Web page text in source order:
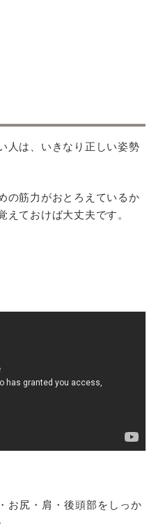
人は、いきなり正しい姿勢
の筋力がおとろえているか
えておけば大丈夫です。
お尻・肩・後頭部をしっか